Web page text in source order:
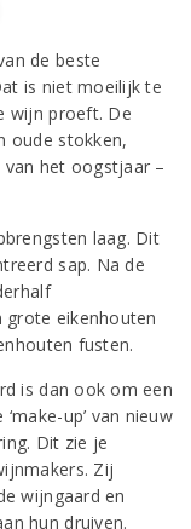
de beste
is niet moeilijk te
wijn proeft. De
oude stokken,
het oogstjaar –
laag. Dit
sap. Na de
grote eikenhouten
fusten.
is dan ook om een
up’ van nieuw
Dit zie je
Zij
wijngaard en
hun druiven.